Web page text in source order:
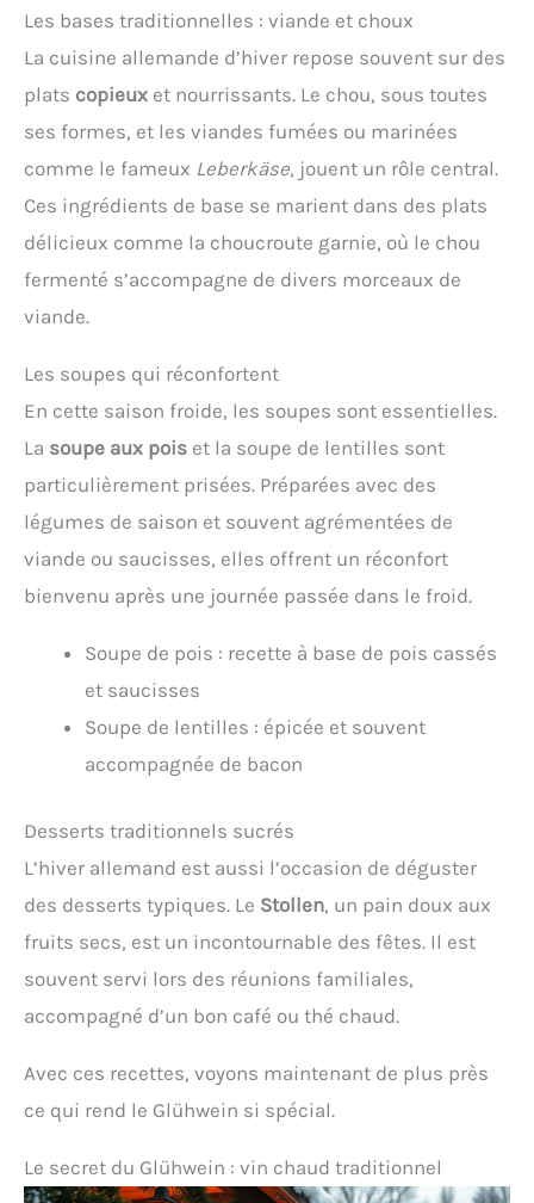
Les bases traditionnelles : viande et choux
La cuisine allemande d’hiver repose souvent sur des
plats copieux et nourrissants. Le chou, sous toutes
ses formes, et les viandes fumées ou marinées
comme le fameux Leberkäse, jouent un rôle central.
Ces ingrédients de base se marient dans des plats
délicieux comme la choucroute garnie, où le chou
fermenté s’accompagne de divers morceaux de
viande.
Les soupes qui réconfortent
En cette saison froide, les soupes sont essentielles.
La soupe aux pois et la soupe de lentilles sont
particulièrement prisées. Préparées avec des
légumes de saison et souvent agrémentées de
viande ou saucisses, elles offrent un réconfort
bienvenu après une journée passée dans le froid.
Soupe de pois : recette à base de pois cassés
et saucisses
Soupe de lentilles : épicée et souvent
accompagnée de bacon
Desserts traditionnels sucrés
L’hiver allemand est aussi l’occasion de déguster
des desserts typiques. Le Stollen, un pain doux aux
fruits secs, est un incontournable des fêtes. Il est
souvent servi lors des réunions familiales,
accompagné d’un bon café ou thé chaud.
Avec ces recettes, voyons maintenant de plus près
ce qui rend le Glühwein si spécial.
Le secret du Glühwein : vin chaud traditionnel